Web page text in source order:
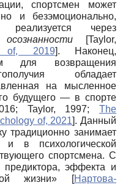
спортсмен может
и безэмоционально,
через
осознанности
[Taylor,
of, 2019]. Наконец,
для возвращения
обладает
на мысленное
будущего — в спорте
; Taylor, 1997;The
of, 2021]. Данный
традиционно занимает
в психологической
спортсмена. С
предиктора, эффекта и
жизни»
[Нартова-